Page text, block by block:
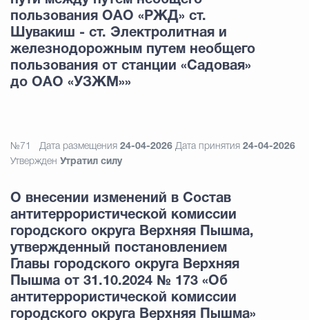
пользования ОАО «РЖД» ст.
Шувакиш - ст. Электролитная и
железнодорожным путем необщего
пользования от станции «Садовая»
до ОАО «УЗЖМ»»
№71 Дата размещения 24-04-2026 Дата принятия 24-04-2026
Утвержден Утратил силу
О внесении изменений в Состав
антитеррористической комиссии
городского округа Верхняя Пышма,
утвержденный постановлением
Главы городского округа Верхняя
Пышма от 31.10.2024 № 173 «Об
антитеррористической комиссии
городского округа Верхняя Пышма»